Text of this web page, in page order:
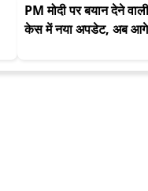
PM मोदी पर बयान देने
केस में नया अपडेट, अब आगे